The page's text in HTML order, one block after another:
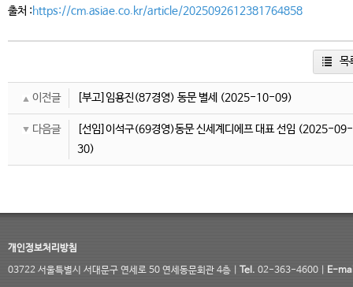
출처 :https://cm.asiae.co.kr/article/2025092612381764858
목
이전글 [부고]임용진(87경영) 동문 별세 (2025-10-09)
다음글 [선임]이석구(69경영)동문 신세계디에프 대표 선임 (2025-09-
30)
개인정보처리방침
03722 서울특별시 서대문구 연세로 50 연세동문회관 4층 |
Tel. 02-363-4600 | E-